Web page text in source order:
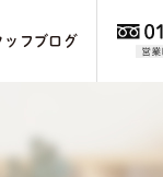
ッフブログ